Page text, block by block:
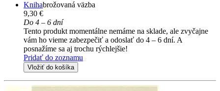
Knihabrožovaná väzba
9,30 €
Do 4 – 6 dní
Tento produkt momentálne nemáme na sklade, ale zvyčajne
vám ho vieme zabezpečiť a odoslať do 4 – 6 dní. A
posnažíme sa aj trochu rýchlejšie!
Pridať do zoznamu
Vložiť do košíka